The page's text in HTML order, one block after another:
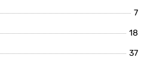
7
18
37